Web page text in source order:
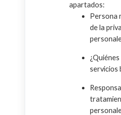
apartados:
Persona
de la
servicios